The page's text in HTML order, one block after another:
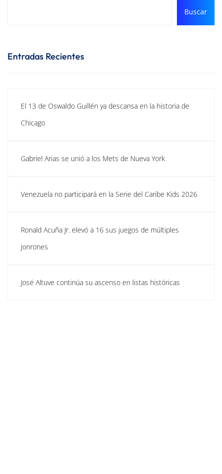
Buscar
Entradas Recientes
El 13 de Oswaldo Guillén ya descansa en la historia de
Chicago
Gabriel Arias se unió a los Mets de Nueva York
Venezuela no participará en la Serie del Caribe Kids 2026
Ronald Acuña Jr. elevó a 16 sus juegos de múltiples
jonrones
José Altuve continúa su ascenso en listas históricas